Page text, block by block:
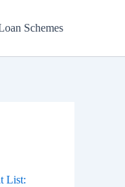
Schemes
List: